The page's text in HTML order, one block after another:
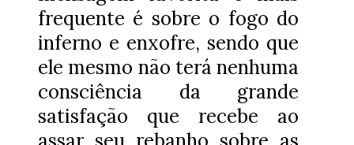
frequente é sobre o fogo do
inferno e enxofre, sendo que
ele mesmo não terá nenhuma
consciência da grande
satisfação que recebe ao